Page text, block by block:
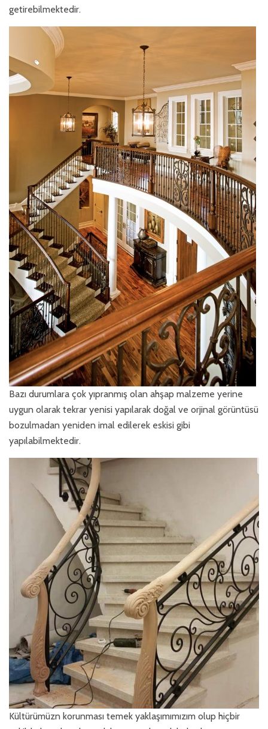
getirebilmektedir.
Bazı durumlara çok yıpranmış olan ahşap malzeme yerine
uygun olarak tekrar yenisi yapılarak doğal ve orjinal görüntüsü
bozulmadan yeniden imal edilerek eskisi gibi
yapılabilmektedir.
Kültürümüzn korunması temek yaklaşımımızım olup hiçbir